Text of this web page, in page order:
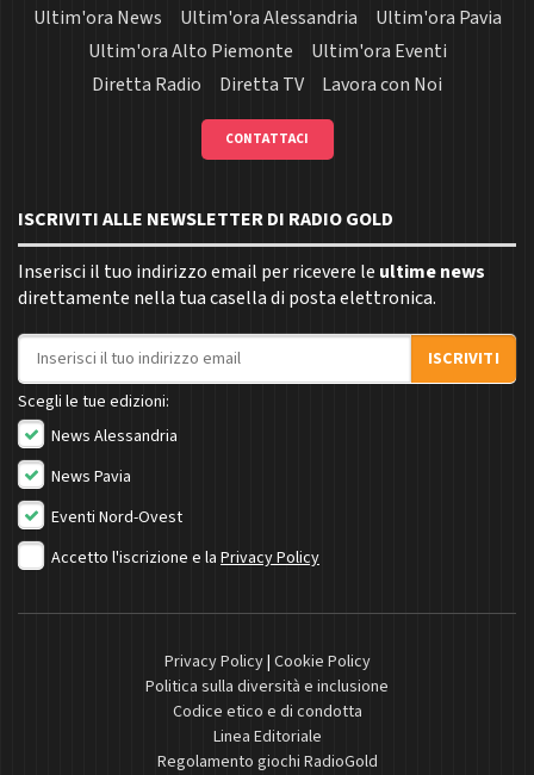
Ultim'ora News
Ultim'ora Alessandria
Ultim'ora Pavia
Ultim'ora Alto Piemonte
Ultim'ora Eventi
Diretta Radio
Diretta TV Lavora con Noi
CONTATTACI
ISCRIVITI ALLE NEWSLETTER DI RADIO GOLD
Inserisci il tuo indirizzo email per ricevere le ultime news
direttamente nella tua casella di posta elettronica.
Indirizzo email
ISCRIVITI
Scegli le tue edizioni:
News Alessandria
News Pavia
Eventi Nord-Ovest
Accetto l'iscrizione e la Privacy Policy
Privacy Policy| Cookie Policy
Politica sulla diversità e inclusione
Codice etico e di condotta
Linea Editoriale
Regolamento giochi RadioGold